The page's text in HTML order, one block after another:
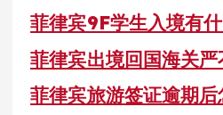
菲律宾9F学生入境有
菲律宾出境回国海关严
菲律宾旅游签证逾期后